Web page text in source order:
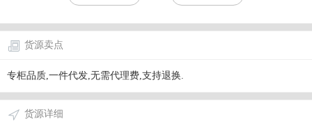
货源卖点
专柜品质,一件代发,无需代理费,支持退换.
货源详细